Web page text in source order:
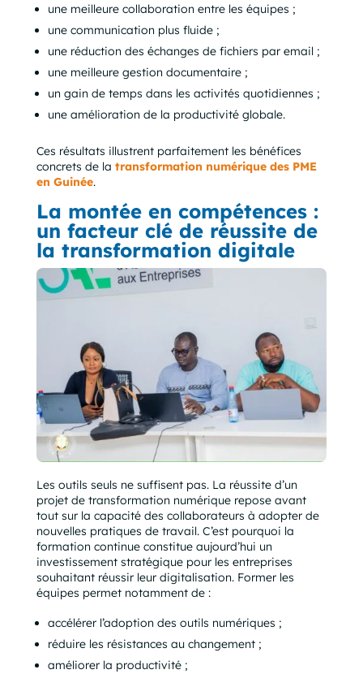
une meilleure collaboration entre les équipes ;
une communication plus fluide ;
une réduction des échanges de fichiers par email ;
une meilleure gestion documentaire ;
un gain de temps dans les activités quotidiennes ;
une amélioration de la productivité globale.
Ces résultats illustrent parfaitement les bénéfices
concrets de la transformation numérique des PME
en Guinée.
La montée en compétences :
un facteur clé de réussite de
la transformation digitale
Les outils seuls ne suffisent pas. La réussite d’un
projet de transformation numérique repose avant
tout sur la capacité des collaborateurs à adopter de
nouvelles pratiques de travail. C’est pourquoi la
formation continue constitue aujourd’hui un
investissement stratégique pour les entreprises
souhaitant réussir leur digitalisation. Former les
équipes permet notamment de :
accélérer l’adoption des outils numériques ;
réduire les résistances au changement ;
améliorer la productivité ;